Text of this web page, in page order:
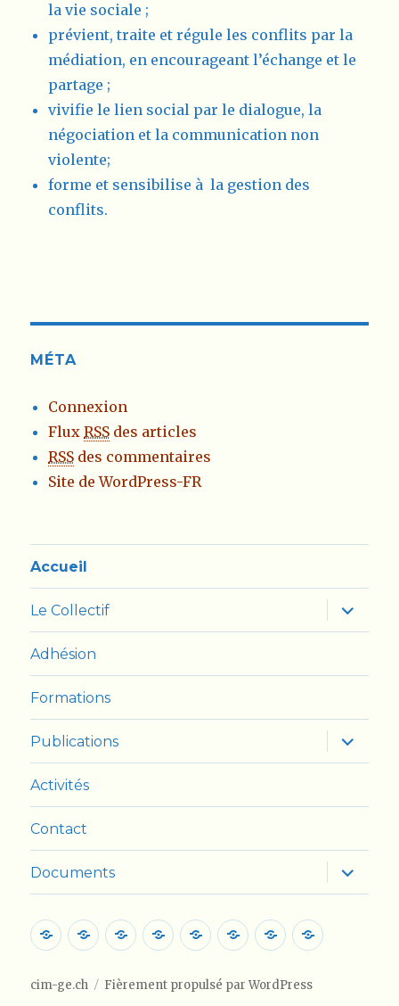
la vie sociale ;
prévient, traite et régule les conflits par la
médiation, en encourageant l’échange et le
partage ;
vivifie le lien social par le dialogue, la
négociation et la communication non
violente;
forme et sensibilise à la gestion des
conflits.
MÉTA
Connexion
FluxRSS des articles
RSS des commentaires
Site de WordPress-FR
Accueil
Le Collectif
ouvrir
le
sous-
Adhésion
Formations
Publications
ouvrir
le
sous-
Activités
Contact
Documents
ouvrir
le
sous-
Accueil
Le
AdhésionFormations
Publications
Activités
Contact
cim-ge.ch Fièrement propulsé par WordPress